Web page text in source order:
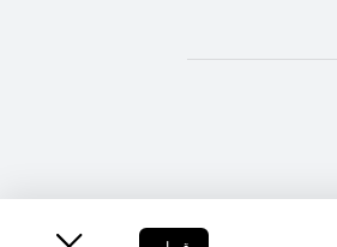
Saudi Arabia - English